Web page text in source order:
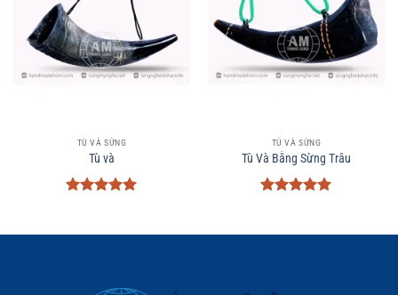
TÙ VÀ SỪNG
Tù và
sao
TÙ VÀ SỪNG
Tù Và Bằng Sừng Trâu
sao